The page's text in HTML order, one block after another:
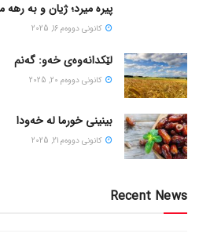
پیره میرد؛ ژیان و به رهه
كانونی دووه‌م 16, 2025
لێکدانەوەی خەو: گەنم
كانونی دووه‌م 20, 2025
بینینی خورما لە خەودا
كانونی دووه‌م 21, 2025
Recent News